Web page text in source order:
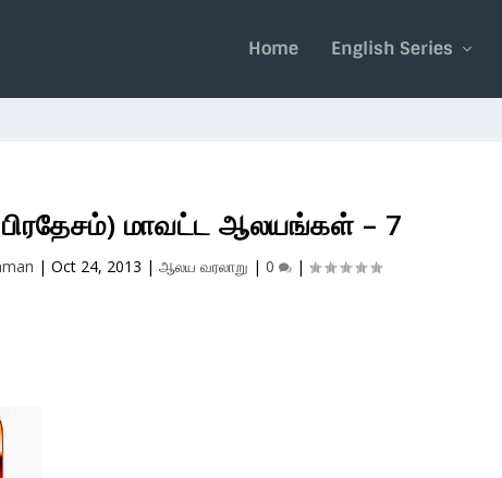
Home English Series
மாவட்ட ஆலயங்கள் – 7
|Oct 24, 2013 |ஆலய வரலாறு |0 |